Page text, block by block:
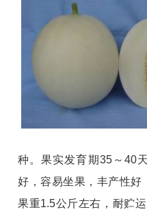
种。果实发育期35～40
好，容易坐果，丰产性好
果重1.5公斤左右，耐贮